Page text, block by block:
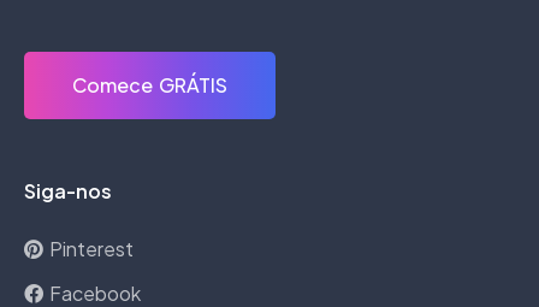
Comece GRÁTIS
Siga-nos
Pinterest
Facebook